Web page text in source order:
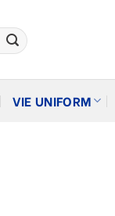
VIE UNIFORM